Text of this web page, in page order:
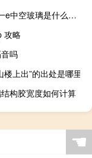
玻璃low一e中空玻璃是什么意思
攻略
吗
楼上出”的出处是哪里
构胶宽度如何计算
☚